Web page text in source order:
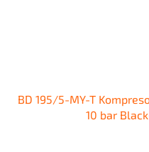
BD 195/5-MY-T
10 bar